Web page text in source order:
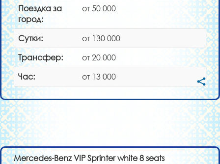
Поездка за
город:
от 50 000
Сутки:
от 130 000
Трансфер:
от 20 000
Час:
от 13 000
Mercedes-Benz VIP Sprinter white 8 seats